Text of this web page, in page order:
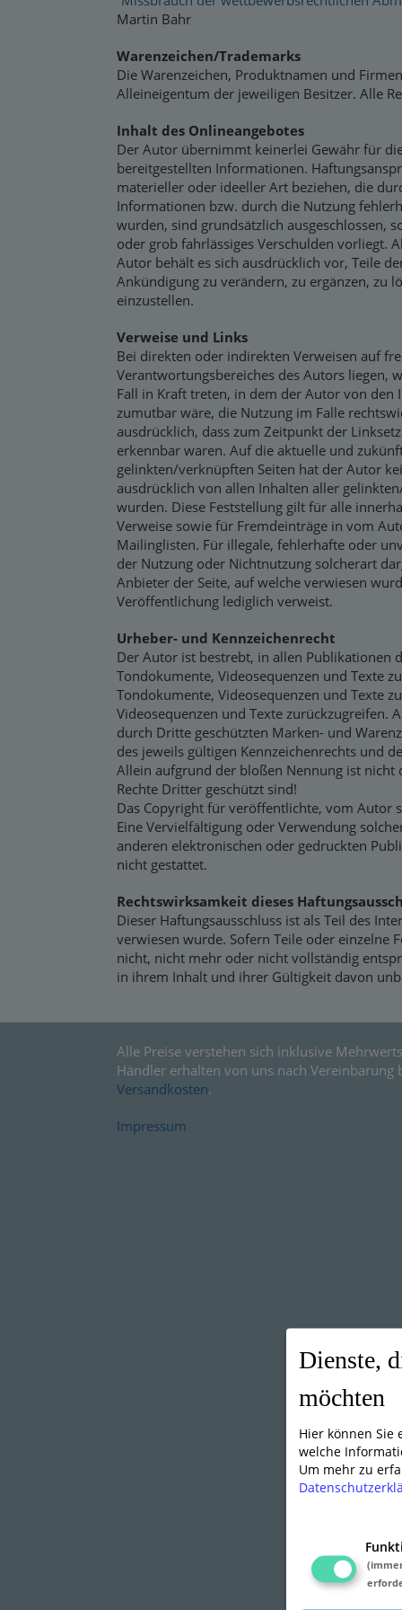
Martin Bahr
Warenzeichen/Trademarks
Die Warenzeichen, Produktnamen und
Alleineigentum der jeweiligen Besitzer. Alle
Inhalt des Onlineangebotes
Der Autor übernimmt keinerlei Gewähr für
bereitgestellten Informationen.
materieller oder ideeller Art beziehen, die
Informationen bzw. durch die Nutzung
wurden, sind grundsätzlich ausgeschlossen,
oder grob fahrlässiges Verschulden vorliegt.
Autor behält es sich ausdrücklich vor, Teile
Ankündigung zu verändern, zu ergänzen, zu
einzustellen.
Verweise und Links
Bei direkten oder indirekten Verweisen auf
Verantwortungsbereiches des Autors liegen,
Fall in Kraft treten, in dem der Autor von
zumutbar wäre, die Nutzung im Falle
ausdrücklich, dass zum Zeitpunkt der
erkennbar waren. Auf die aktuelle und
gelinkten/verknüpften Seiten hat der Autor
ausdrücklich von allen Inhalten aller
wurden. Diese Feststellung gilt für alle
Verweise sowie für Fremdeinträge in vom
Mailinglisten. Für illegale, fehlerhafte oder
der Nutzung oder Nichtnutzung solcherart
Anbieter der Seite, auf welche verwiesen
Veröffentlichung lediglich verweist.
Urheber- und Kennzeichenrecht
Der Autor ist bestrebt, in allen Publikationen
Tondokumente, Videosequenzen und Texte
Tondokumente, Videosequenzen und Texte
Videosequenzen und Texte zurückzugreifen.
durch Dritte geschützten Marken- und
des jeweils gültigen Kennzeichenrechts und
Allein aufgrund der bloßen Nennung ist nicht
Rechte Dritter geschützt sind!
Das Copyright für veröffentlichte, vom Autor
Eine Vervielfältigung oder Verwendung
anderen elektronischen oder gedruckten
nicht gestattet.
Rechtswirksamkeit dieses
Dieser Haftungsausschluss ist als Teil des
verwiesen wurde. Sofern Teile oder einzelne
nicht, nicht mehr oder nicht vollständig
in ihrem Inhalt und ihrer Gültigkeit davon
Alle Preise verstehen sich inklusive
Händler erhalten von uns nach
Versandkosten.
Impressum
Dienste,
möchten
Hier können Sie
welche
Um mehr zu